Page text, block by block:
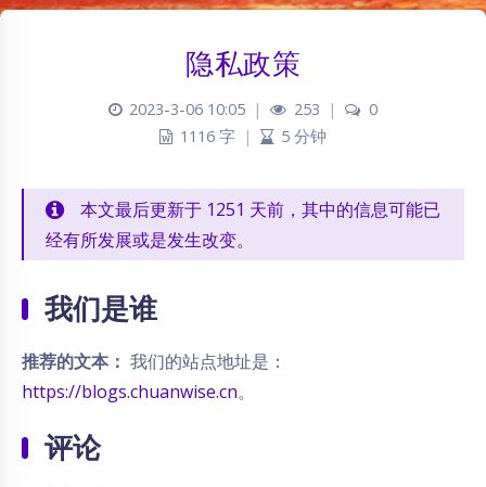
隐私政策
2023-3-06 10:05 | 253 |
0
1116 字 | 5 分钟
本文最后更新于 1251 天前，其中的信息可能已
经有所发展或是发生改变。
我们是谁
推荐的文本： 我们的站点地址是：
https://blogs.chuanwise.cn。
评论